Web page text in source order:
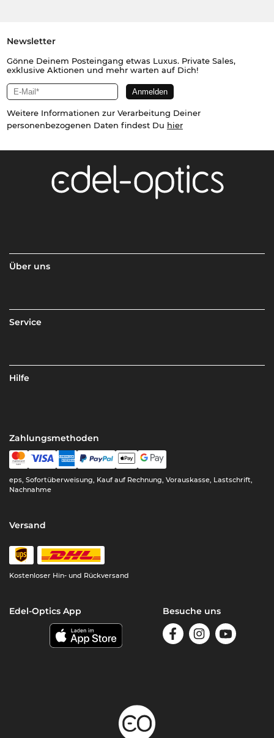
Newsletter
Gönne Deinem Posteingang etwas Luxus. Private Sales,
exklusive Aktionen und mehr warten auf Dich!
Weitere Informationen zur Verarbeitung Deiner
personenbezogenen Daten findest Du hier
Über uns
Service
Hilfe
Zahlungsmethoden
eps, Sofortüberweisung, Kauf auf Rechnung, Vorauskasse, Lastschrift,
Nachnahme
Versand
Kostenloser Hin- und Rückversand
Edel-Optics App Besuche uns